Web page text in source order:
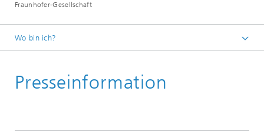
Fraunhofer-Gesellschaft
Wo bin ich?
Presseinformationen
Presseinformation